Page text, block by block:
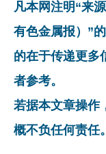
凡本网注明“来
有色金属报）”
的在于传递更多
者参考。
若据本文章操作
概不负任何责任。